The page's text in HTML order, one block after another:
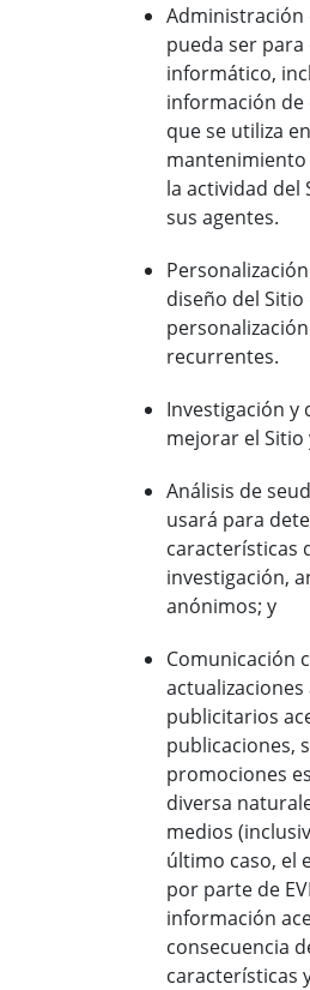
Administración
pueda ser
informático,
información
que se utiliza
mantenimiento
la actividad
sus agentes.
diseño del
recurrentes.
Investigación y
mejorar el
Análisis de
usará para
características
investigación,
anónimos; y
Comunicación
publicitarios
publicaciones,
promociones
diversa
medios
último caso, el
por parte de
información
consecuencia
características